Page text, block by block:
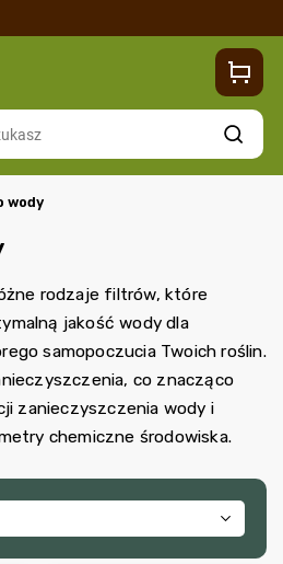
Contacts
Szukaj
wody
rodzaje filtrów, które
jakość wody dla
samopoczucia Twoich roślin.
co znacząco
zanieczyszczenia wody i
chemiczne środowiska.